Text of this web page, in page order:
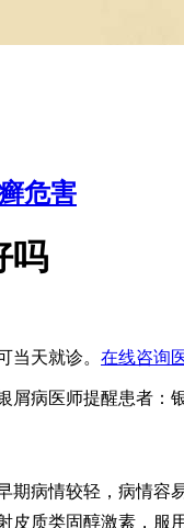
危害
吗
当天就诊。 在线咨询
屑病医师提醒患者：
期病情较轻，病情
皮质类固醇激素，